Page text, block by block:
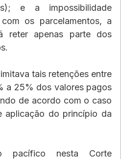
e a impossibilidade
os parcelamentos, a
reter apenas parte dos
tais retenções entre
a 25% dos valores pagos
de acordo com o caso
aplicação do princípio da
pacífico nesta Corte